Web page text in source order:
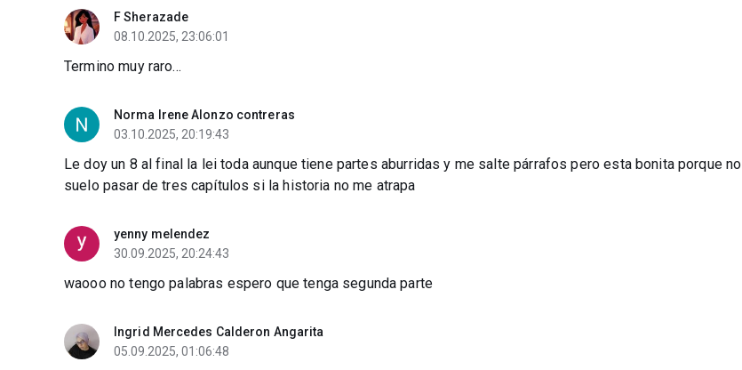
F Sherazade
08.10.2025, 23:06:01
Termino muy raro...
Norma Irene Alonzo contreras
03.10.2025, 20:19:43
Le doy un 8 al final la lei toda aunque tiene partes aburridas y me salte párrafos pero esta bonita porque no
suelo pasar de tres capítulos si la historia no me atrapa
yenny melendez
30.09.2025, 20:24:43
waooo no tengo palabras espero que tenga segunda parte
Ingrid Mercedes Calderon Angarita
05.09.2025, 01:06:48